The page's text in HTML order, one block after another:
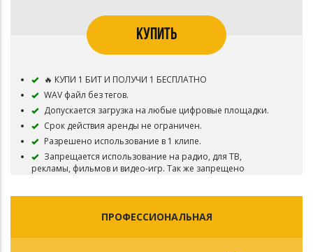
КУПИТЬ
🔥 КУПИ 1 БИТ И ПОЛУЧИ 1 БЕСПЛАТНО
WAV файл без тегов.
Допускается загрузка на любые цифровые площадки.
Срок действия аренды не ограничен.
Разрешено использование в 1 клипе.
Запрещается использование на радио, для ТВ,
рекламы, фильмов и видео-игр. Так же запрещено
Необходимо указать авторство в названии трека или
ПРОФЕССИОНАЛЬНАЯ